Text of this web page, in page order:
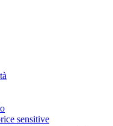
sensitive